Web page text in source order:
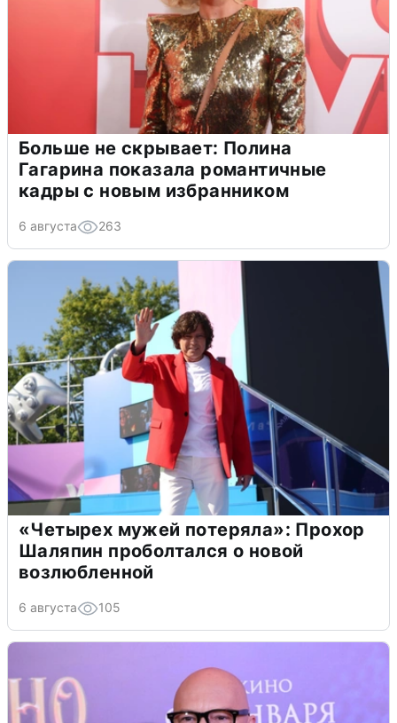
Больше не скрывает: Полина
Гагарина показала романтичные
кадры с новым избранником
6 августа 263
«Четырех мужей потеряла»: Прохор
Шаляпин проболтался о новой
возлюбленной
6 августа 105